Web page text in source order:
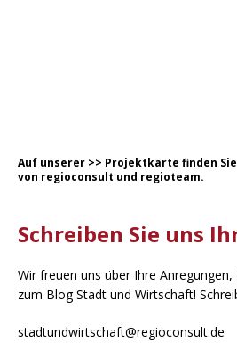
Auf unserer >> Projektkarte finden
von regioconsult und regioteam.
Schreiben Sie uns
Wir freuen uns über Ihre
zum Blog Stadt und Wirtschaft!
stadtundwirtschaft@regioconsult.de